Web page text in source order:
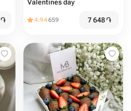
֏
Valentines day
4.94659 7 648֏